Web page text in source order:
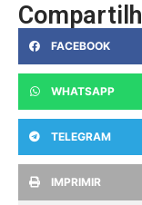
FACEBOOK
WHATSAPP
TELEGRAM
IMPRIMIR